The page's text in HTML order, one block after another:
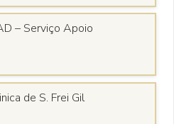
– Serviço Apoio
de S. Frei Gil